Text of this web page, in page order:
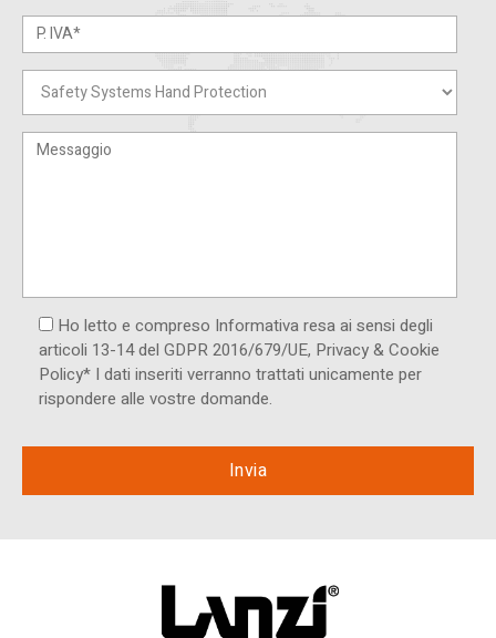
Ho letto e compreso Informativa resa ai ​sensi degli
articoli 13-14 del GDPR 2016/679/UE, Privacy & Cookie
Policy* I dati inseriti verranno trattati unicamente per
rispondere alle vostre domande.